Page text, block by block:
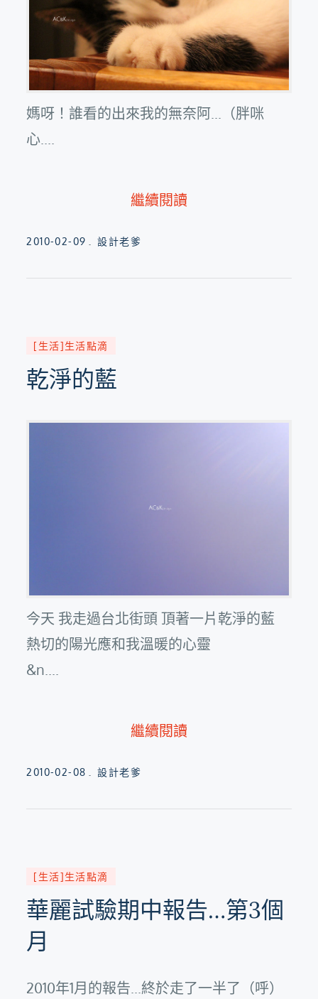
媽呀！誰看的出來我的無奈阿...（胖咪
心....
繼續閱讀
Posted
2010-02-09 設計老爹
[生活]生活點滴
乾淨的藍
今天 我走過台北街頭 頂著一片乾淨的藍
熱切的陽光應和我溫暖的心靈
&n....
繼續閱讀
Posted
2010-02-08 設計老爹
[生活]生活點滴
華麗試驗期中報告…第3個
月
2010年1月的報告...終於走了一半了（呼）